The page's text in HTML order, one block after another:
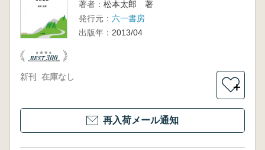
著者： 松本太郎 著
発行元： 六一書房
出版年： 2013/04
新刊 在庫なし
＋
再入荷メール通知